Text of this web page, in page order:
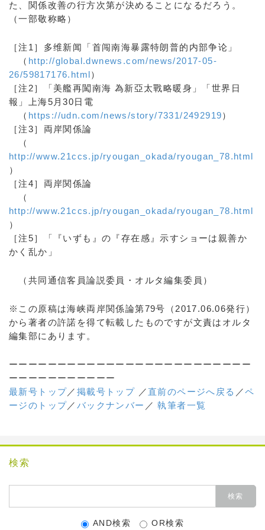
た、関係改善の行方次第が決めることになるだろう。
（一部敬称略）
［注1］多维新闻「首闯南海暴露特朗普的内部争论」
（ http://global.dwnews.com/news/2017-05-
26/59817176.html）
［注2］「美艦再闖南海 為新亞太戰略暖身」「世界日
報」上海5月30日電
（ https://udn.com/news/story/7331/2492919）
［注3］両岸関係論
（
http://www.21ccs.jp/ryougan_okada/ryougan_78.html
）
［注4］両岸関係論
（
http://www.21ccs.jp/ryougan_okada/ryougan_78.html
）
［注5］「『いずも』の『存在感』示すショーは親善か
かく乱か」
（共同通信客員論説委員・オルタ編集委員）
※この原稿は海峡両岸関係論第79号（2017.06.06発行）
から著者の許諾を得て転載したものですが文責はオルタ
編集部にあります。
ーーーーーーーーーーーーーーーーーーーーーーーーー
ーーーーーーーーーーー
最新号トップ／ 掲載号トップ ／直前のページへ戻る ／ペ
ージのトップ／ バックナンバー ／執筆者一覧
検索
AND検索 OR検索